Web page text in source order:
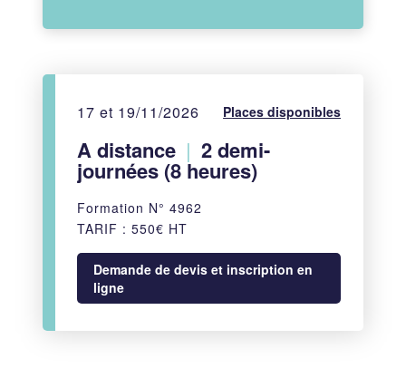
17 et 19/11/2026 Places disponibles
A distance | 2 demi-
journées (8 heures)
Formation N° 4962
TARIF : 550€ HT
Demande de devis et inscription en
ligne